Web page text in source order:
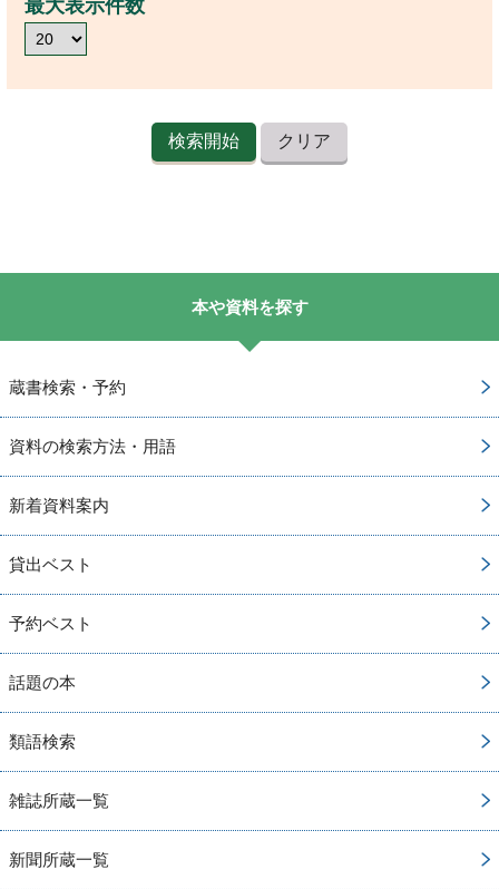
最大表示件数
本や資料を探す
蔵書検索・予約
資料の検索方法・用語
新着資料案内
貸出ベスト
予約ベスト
話題の本
類語検索
雑誌所蔵一覧
新聞所蔵一覧